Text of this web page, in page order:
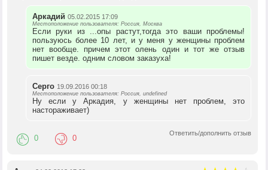
Аркадий 05.02.2015 17:09
Местоположение пользователя: Россия, Москва
Если руки из ...опы растут,тогда это ваши проблемы!
пользуюсь более 10 лет, и у меня у женщины проблем
нет вообще. причем этот олень один и тот же отзыв
пишет везде. одним словом заказуха!
Серго 19.09.2016 00:18
Местоположение пользователя: Россия, undefined
Ну если у Аркадия, у женщины нет проблем, это
настораживает)
Ответить/дополнить отзыв
0 0